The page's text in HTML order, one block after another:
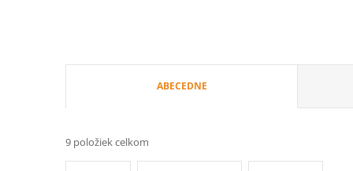
a
d
ABECEDNE
9 položiek celkom